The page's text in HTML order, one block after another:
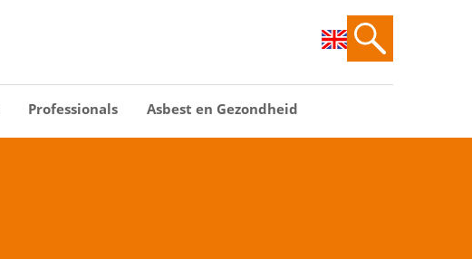
Professionals Asbest en Gezondheid